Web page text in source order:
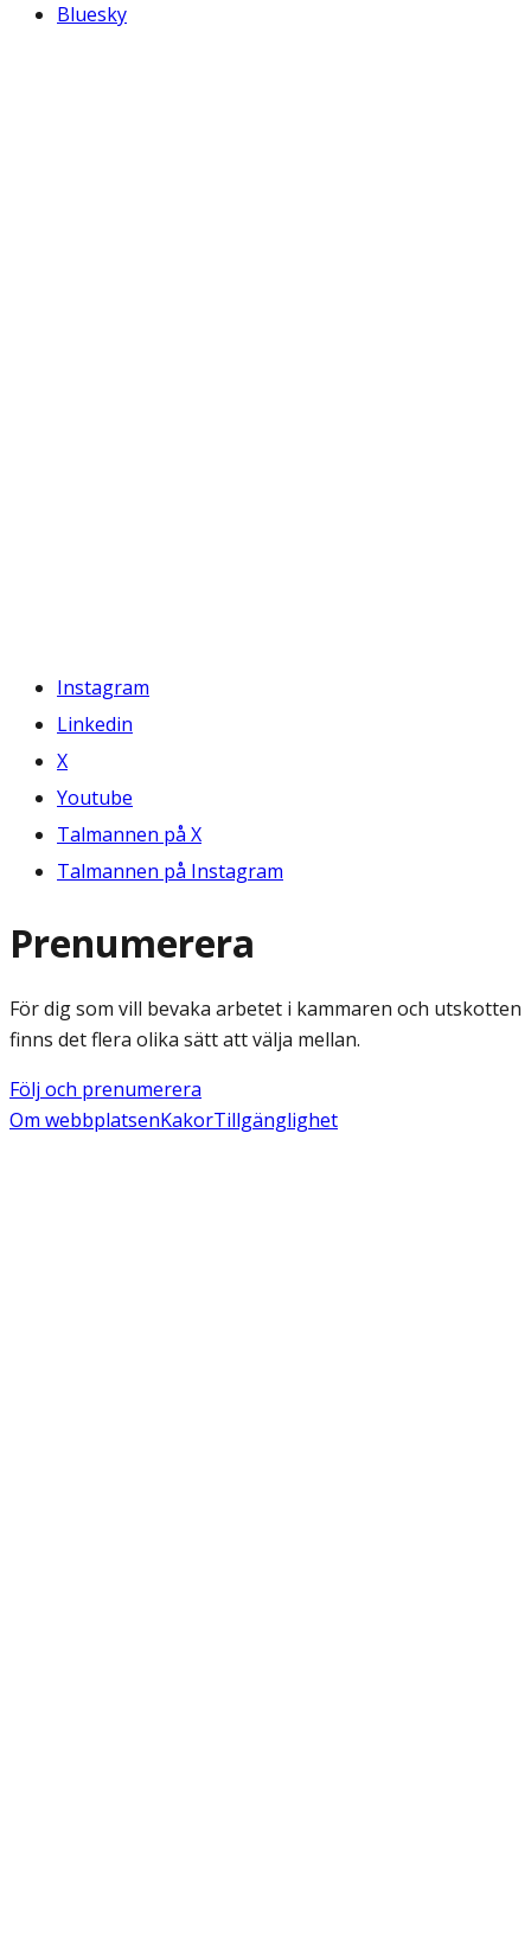
Bluesky
Instagram
Linkedin
X
Youtube
Talmannen på X
Talmannen på Instagram
Prenumerera
För dig som vill bevaka arbetet i kammaren och utskotten
finns det flera olika sätt att välja mellan.
Följ och prenumerera
Om webbplatsenKakorTillgänglighet